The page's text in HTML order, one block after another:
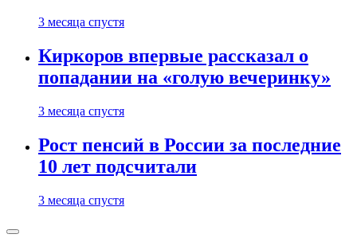
3 месяца спустя
Киркоров впервые рассказал о
попадании на «голую вечеринку»
3 месяца спустя
Рост пенсий в России за последние
10 лет подсчитали
3 месяца спустя